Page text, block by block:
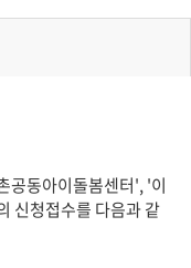
공동아이돌봄센터', '이
신청접수를 다음과 같